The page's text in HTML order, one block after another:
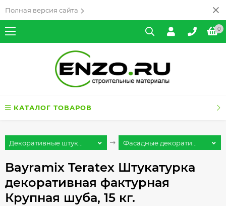
Полная версия сайта
0
КАТАЛОГ ТОВАРОВ
Декоративные штук... Фасадные декорати...
Bayramix Teratex Штукатурка
декоративная фактурная
Крупная шуба, 15 кг.